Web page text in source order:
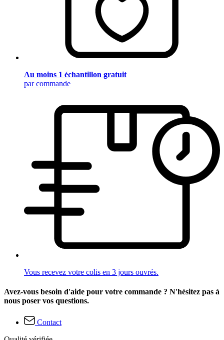
Au moins 1 échantillon gratuit
par commande
Vous recevez votre colis en 3 jours ouvrés.
Avez-vous besoin d'aide pour votre commande ? N'hésitez pas à
nous poser vos questions.
Contact